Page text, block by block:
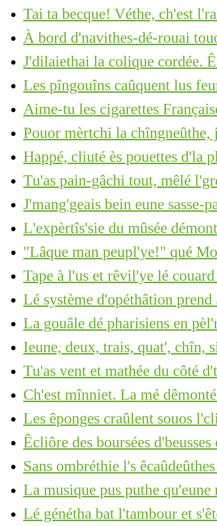
Tai ta becque! Véthe, ch'est
À bord d'navithes-dé-rouai
J'dilaiethai la colique cordée.
Les pîngouîns caûquent lus
Aime-tu les cigarettes
Pouor mèrtchi la chîngneûthe,
Happé, cliuté ès pouettes d'la
Tu'as pain-gâchi tout, mêlé
J'mang'geais bein eune sasse-
L'expèrtîs'sie du mûsée
"Lâque man peupl'ye!" qué
Tape à l'us et rêvil'ye lé
Lé système d'opéthâtion prend
La gouâle dé pharisiens en
Ieune, deux, trais, quat', chîn,
Tu'as vent et mathée du côté
Ch'est mînniet. La mé
Les êponges craûlent souos
Êcliôre des boursées
Sans ombréthie l's
La musique pus puthe
Lé génétha bat l'tambour et